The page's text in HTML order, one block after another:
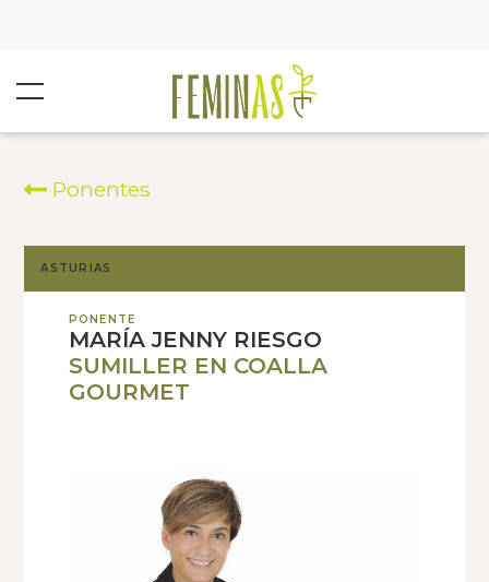
Ponentes
ASTURIAS
PONENTE
MARÍA JENNY RIESGO
SUMILLER EN COALLA
GOURMET